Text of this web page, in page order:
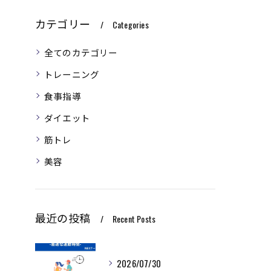
カテゴリー Categories
全てのカテゴリー
トレーニング
食事指導
ダイエット
筋トレ
美容
最近の投稿 Recent Posts
2026/07/30